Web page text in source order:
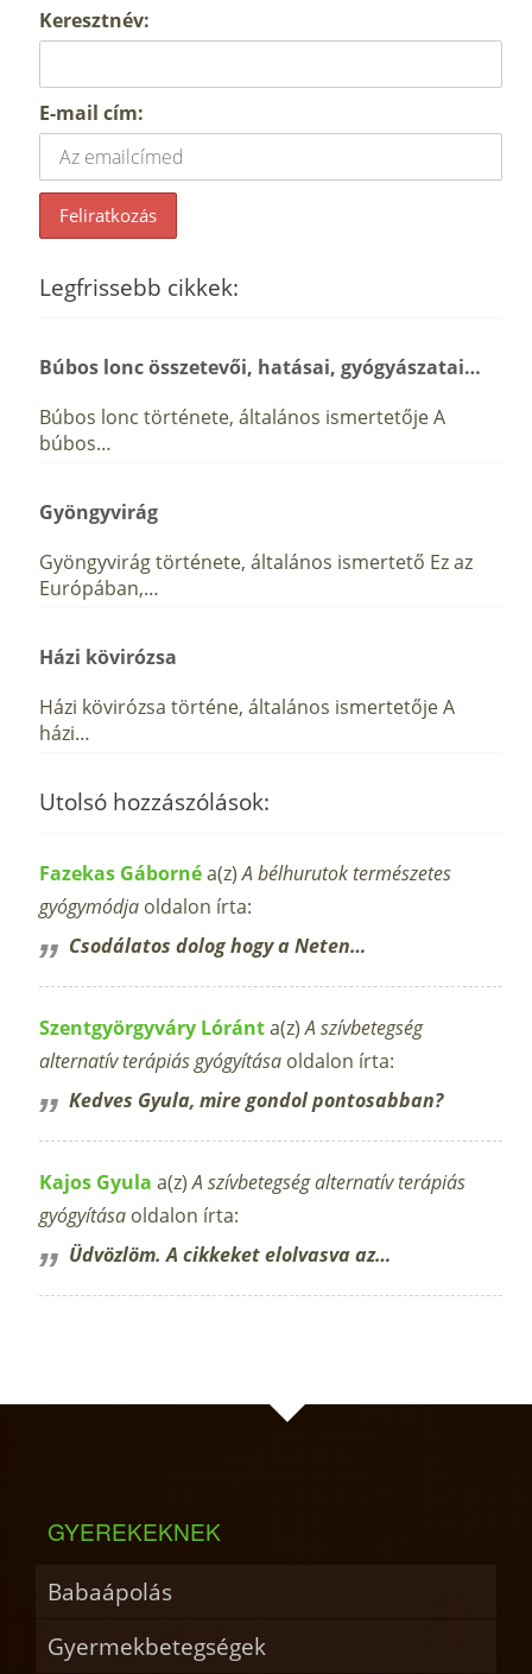
Keresztnév:
E-mail cím:
Legfrissebb cikkek:
Búbos lonc összetevői, hatásai, gyógyászatai…
Búbos lonc története, általános ismertetője A
búbos…
Gyöngyvirág
Gyöngyvirág története, általános ismertető Ez az
Európában,…
Házi kövirózsa
Házi kövirózsa történe, általános ismertetője A
házi…
Utolsó hozzászólások:
Fazekas Gábornéa(z)A bélhurutok természetes
gyógymódja oldalon írta:
Csodálatos dolog hogy a Neten…
Szentgyörgyváry Lóránta(z)A szívbetegség
alternatív terápiás gyógyítása oldalon írta:
Kedves Gyula, mire gondol pontosabban?
Kajos Gyula a(z)A szívbetegség alternatív terápiás
gyógyítása oldalon írta:
Üdvözlöm. A cikkeket elolvasva az…
GYEREKEKNEK
Babaápolás
Gyermekbetegségek